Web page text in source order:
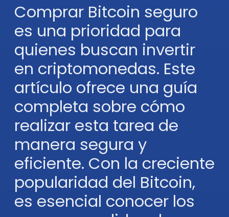
Comprar Bitcoin seguro
es una prioridad para
quienes buscan invertir
en criptomonedas. Este
artículo ofrece una guía
completa sobre cómo
realizar esta tarea de
manera segura y
eficiente. Con la creciente
popularidad del Bitcoin,
es esencial conocer los